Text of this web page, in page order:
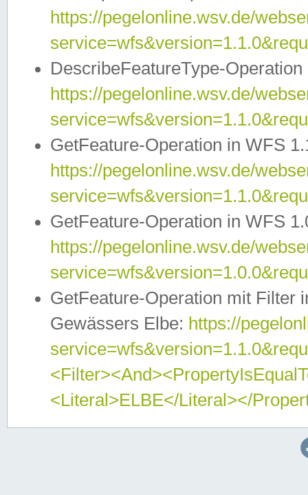
https://pegelonline.wsv.de/
DescribeFeatureType-
https://pegelonline.wsv.de/
GetFeature-Operation in WFS
https://pegelonline.wsv.de/
GetFeature-Operation in WFS
https://pegelonline.wsv.de/
GetFeature-Operation mit Filter
Gewässers Elbe: https://
<Literal>ELBE</Literal></